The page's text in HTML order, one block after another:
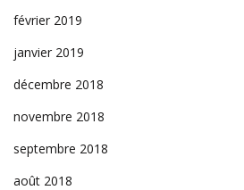
février 2019
janvier 2019
décembre 2018
novembre 2018
septembre 2018
août 2018